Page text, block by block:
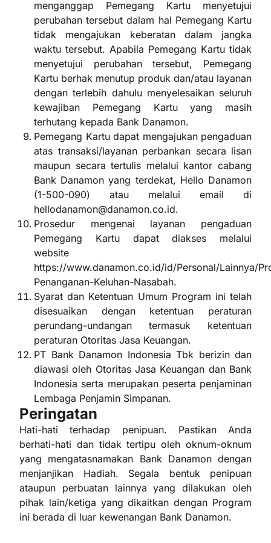
menganggap Pemegang Kartu menyetujui
perubahan tersebut dalam hal Pemegang Kartu
tidak mengajukan keberatan dalam jangka
waktu tersebut. Apabila Pemegang Kartu tidak
menyetujui perubahan tersebut, Pemegang
Kartu berhak menutup produk dan/atau layanan
dengan terlebih dahulu menyelesaikan seluruh
kewajiban Pemegang Kartu yang masih
terhutang kepada Bank Danamon.
Pemegang Kartu dapat mengajukan pengaduan
atas transaksi/layanan perbankan secara lisan
maupun secara tertulis melalui kantor cabang
Bank Danamon yang terdekat, Hello Danamon
(1-500-090) atau melalui email di
hellodanamon@danamon.co.id.
Prosedur mengenai layanan pengaduan
Pemegang Kartu dapat diakses melalui
website
https://www.danamon.co.id/id/Personal/Lainnya/
Penanganan-Keluhan-Nasabah.
Syarat dan Ketentuan Umum Program ini telah
disesuaikan dengan ketentuan peraturan
perundang-undangan termasuk ketentuan
peraturan Otoritas Jasa Keuangan.
PT Bank Danamon Indonesia Tbk berizin dan
diawasi oleh Otoritas Jasa Keuangan dan Bank
Indonesia serta merupakan peserta penjaminan
Lembaga Penjamin Simpanan.
Peringatan
Hati-hati terhadap penipuan. Pastikan Anda
berhati-hati dan tidak tertipu oleh oknum-oknum
yang mengatasnamakan Bank Danamon dengan
menjanjikan Hadiah. Segala bentuk penipuan
ataupun perbuatan lainnya yang dilakukan oleh
pihak lain/ketiga yang dikaitkan dengan Program
ini berada di luar kewenangan Bank Danamon.